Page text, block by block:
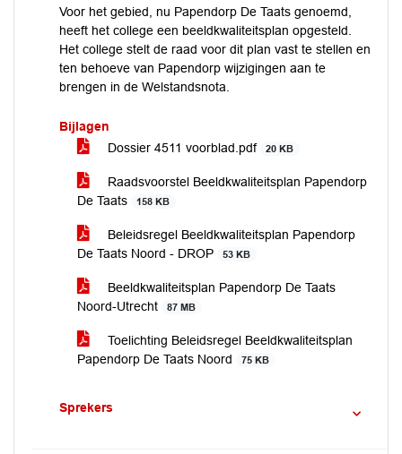
Voor het gebied, nu Papendorp De Taats genoemd,
heeft het college een beeldkwaliteitsplan opgesteld.
Het college stelt de raad voor dit plan vast te stellen en
ten behoeve van Papendorp wijzigingen aan te
brengen in de Welstandsnota.
Bijlagen
Dossier 4511 voorblad.pdf
20 KB
Raadsvoorstel Beeldkwaliteitsplan Papendorp
De Taats
158 KB
Beleidsregel Beeldkwaliteitsplan Papendorp
De Taats Noord - DROP
53 KB
Beeldkwaliteitsplan Papendorp De Taats
Noord-Utrecht
87 MB
Toelichting Beleidsregel Beeldkwaliteitsplan
Papendorp De Taats Noord
75 KB
Sprekers